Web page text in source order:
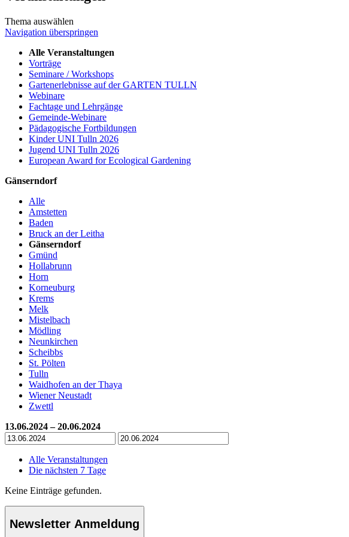
Thema auswählen
Navigation überspringen
Alle Veranstaltungen
Vorträge
Seminare / Workshops
Gartenerlebnisse auf der GARTEN TULLN
Webinare
Fachtage und Lehrgänge
Gemeinde-Webinare
Pädagogische Fortbildungen
Kinder UNI Tulln 2026
Jugend UNI Tulln 2026
European Award for Ecological Gardening
Gänserndorf
Alle
Amstetten
Baden
Bruck an der Leitha
Gänserndorf
Gmünd
Hollabrunn
Horn
Korneuburg
Krems
Melk
Mistelbach
Mödling
Neunkirchen
Scheibbs
St. Pölten
Tulln
Waidhofen an der Thaya
Wiener Neustadt
Zwettl
13.06.2024 – 20.06.2024
Alle Veranstaltungen
Die nächsten 7 Tage
Keine Einträge gefunden.
Newsletter Anmeldung